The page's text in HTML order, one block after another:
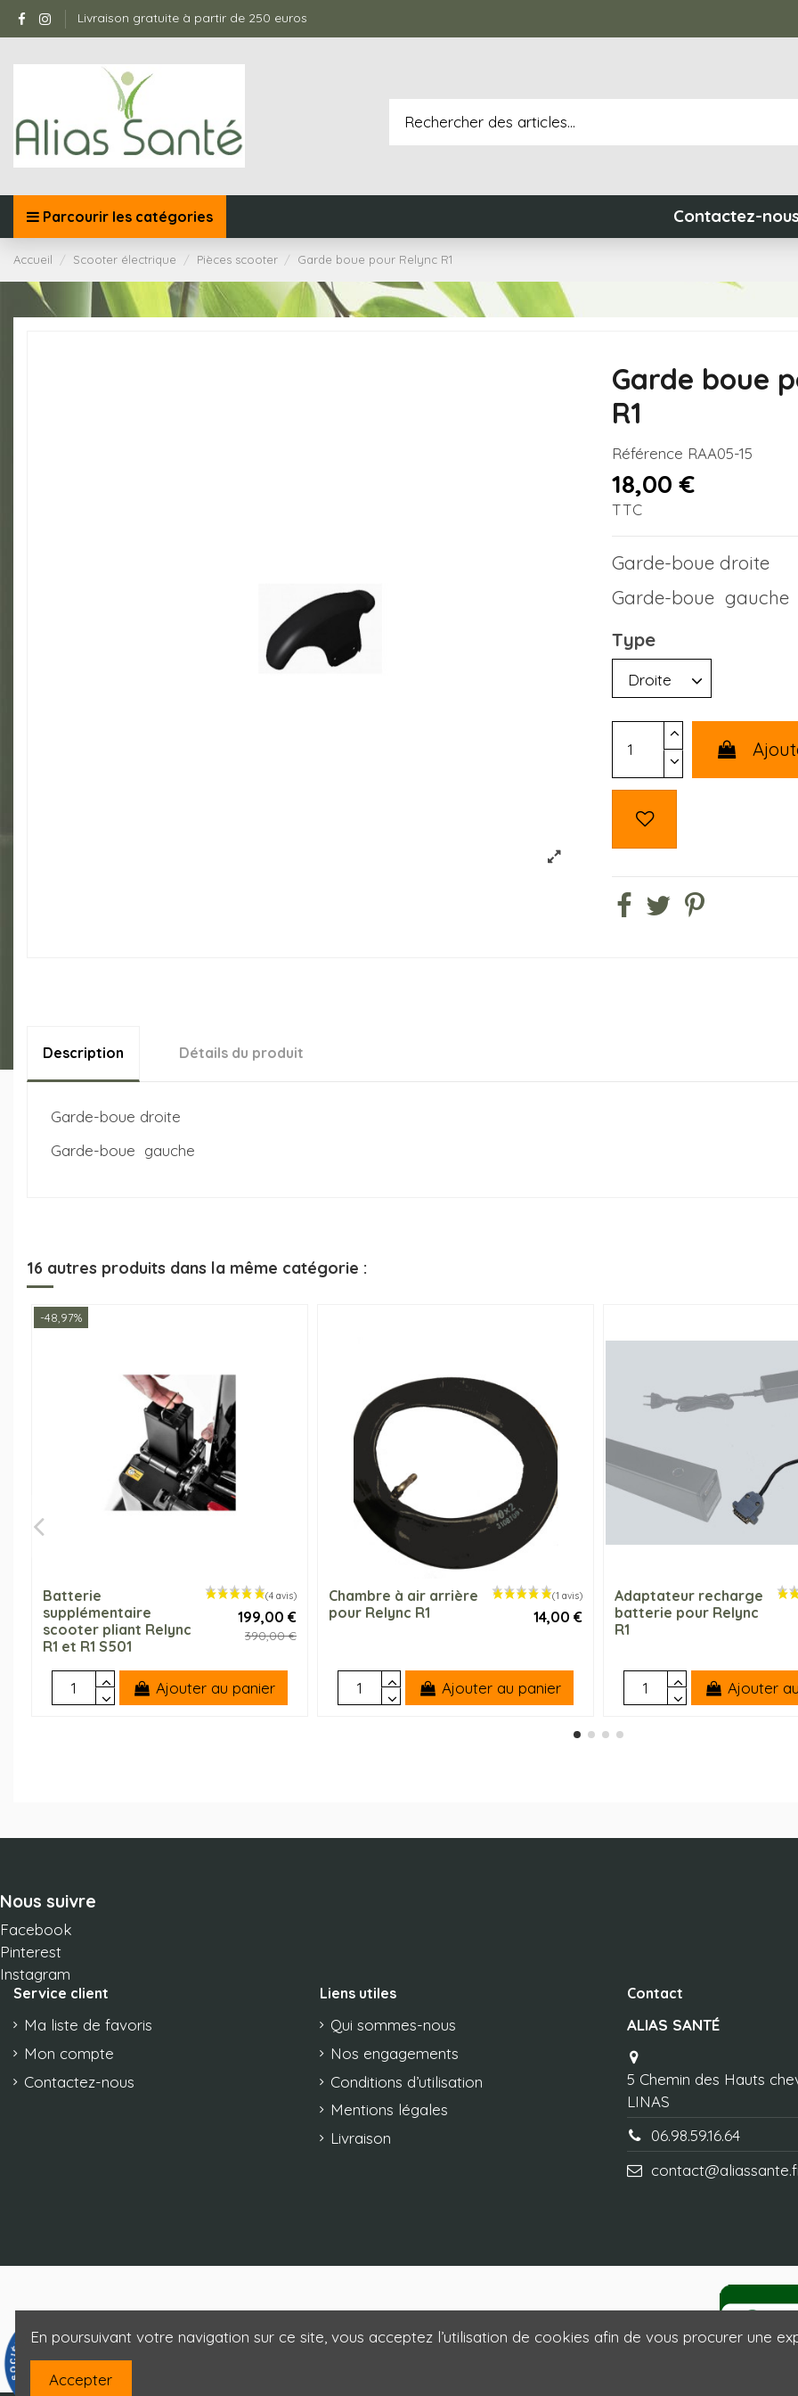
Livraison gratuite à partir de 250 euros
Parcourir les catégories Contactez-
Accueil Scooter électrique Pièces scooter Garde boue pour Relync R1
Garde boue
R1
Référence RAA05-15
18,00 €
TTC
Garde-boue droite
Garde-boue gauche
Type
Description Détails du produit
Garde-boue droite
Garde-boue gauche
16 autres produits dans la même catégorie :
-48,97%
Batterie
supplémentaire
scooter pliant Relync
R1 et R1 S501
199,00 €
390,00 €
Ajouter au panier
Chambre à air arrière
pour Relync R1
14,00 €
Ajouter au panier
Adaptateur recharge
batterie pour Relync
R1
Ajouter
Nous suivre
Facebook
Pinterest
Instagram
Service client
Ma liste de favoris
Mon compte
Contactez-nous
Liens utiles
Qui sommes-nous
Nos engagements
Conditions d’utilisation
Mentions légales
Livraison
Contact
ALIAS SANTÉ
5 Chemin des Hauts
LINAS
06.98.59.16.64
En poursuivant votre navigation sur ce site, vous acceptez l’utilisation de cookies afin de vous procurer une
Accepter
9.3/10
85 avis